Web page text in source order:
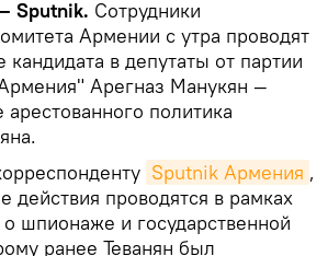
Sputnik. Сотрудники
Армении с утра проводят
кандидата в депутаты от партии
Арегназ Манукян —
политика
Sputnik Армения ,
действия проводятся в рамках
шпионаже и государственной
ранее Теванян был